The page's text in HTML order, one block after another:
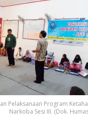
K
o
n
g
g
a
l
a
e
l
u
Pelaksanaan Program
Narkoba Sesi III. (Dok.